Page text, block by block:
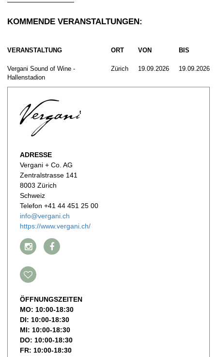
KOMMENDE VERANSTALTUNGEN:
VERANSTALTUNG ORT VON BIS
Vergani Sound of Wine -
Hallenstadion
Zürich 19.09.2026 19.09.2026
ADRESSE
Vergani + Co. AG
Zentralstrasse 141
8003 Zürich
Schweiz
Telefon +41 44 451 25 00
info@vergani.ch
https://www.vergani.ch/
ÖFFNUNGSZEITEN
MO: 10:00-18:30
DI: 10:00-18:30
MI: 10:00-18:30
DO: 10:00-18:30
FR: 10:00-18:30